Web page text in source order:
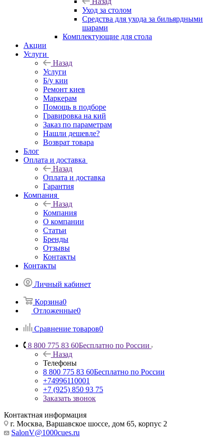
Уход за столом
Средства для ухода за бильярдными
шарами
Комплектующие для стола
Акции
Услуги
Назад
Услуги
Б/у кии
Ремонт киев
Маркерам
Помощь в подборе
Гравировка на кий
Заказ по параметрам
Нашли дешевле?
Возврат товара
Блог
Оплата и доставка
Назад
Оплата и доставка
Гарантия
Компания
Назад
Компания
О компании
Статьи
Бренды
Отзывы
Контакты
Контакты
Личный кабинет
Корзина0
Отложенные0
Сравнение товаров0
8 800 775 83 60Бесплатно по России
Назад
Телефоны
8 800 775 83 60Бесплатно по России
+74996110001
+7 (925) 850 93 75
Заказать звонок
Контактная информация
г. Москва, Варшавское шоссе, дом 65, корпус 2
SalonV@1000cues.ru